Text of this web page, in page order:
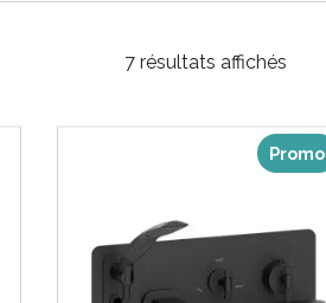
7 résultats affichés
Promo